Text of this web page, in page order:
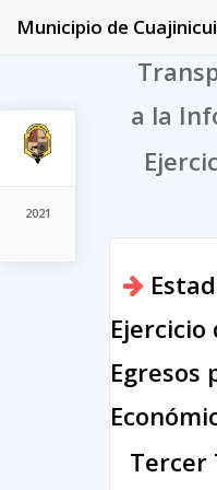
2021
Municipio de
a la
Egresos
Tercer